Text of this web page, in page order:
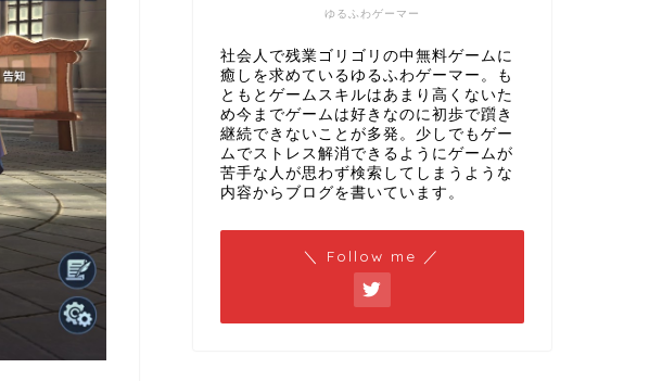
ゆるふわゲーマー
社会人で残業ゴリゴリの中無料ゲームに
癒しを求めているゆるふわゲーマー。も
ともとゲームスキルはあまり高くないた
め今までゲームは好きなのに初歩で躓き
継続できないことが多発。少しでもゲー
ムでストレス解消できるようにゲームが
苦手な人が思わず検索してしまうような
内容からブログを書いています。
＼ Follow me ／